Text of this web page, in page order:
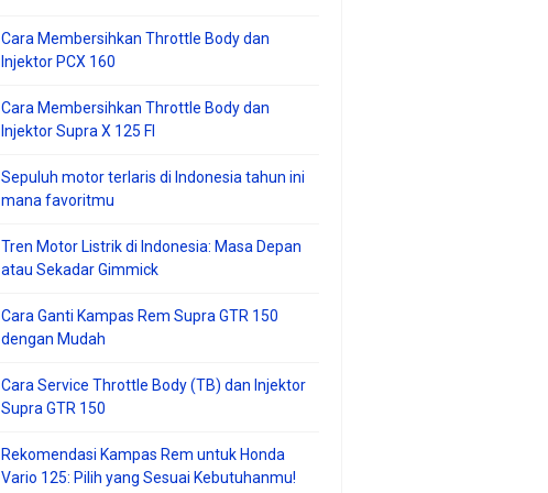
Cara Membersihkan Throttle Body dan
Injektor PCX 160
Cara Membersihkan Throttle Body dan
Injektor Supra X 125 FI
Sepuluh motor terlaris di Indonesia tahun ini
mana favoritmu
Tren Motor Listrik di Indonesia: Masa Depan
atau Sekadar Gimmick
Cara Ganti Kampas Rem Supra GTR 150
dengan Mudah
Cara Service Throttle Body (TB) dan Injektor
Supra GTR 150
Rekomendasi Kampas Rem untuk Honda
Vario 125: Pilih yang Sesuai Kebutuhanmu!